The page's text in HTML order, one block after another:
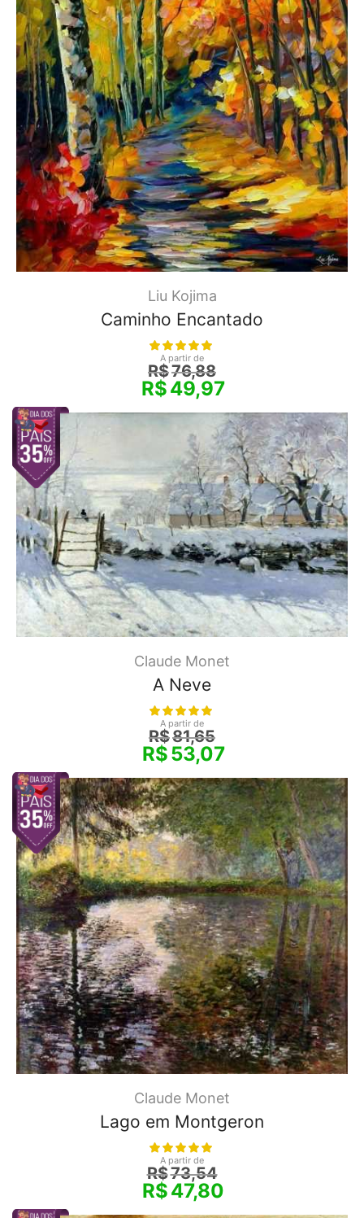
Liu Kojima
Caminho Encantado
A partir de
R$76,88
R$49,97
Claude Monet
A Neve
A partir de
R$81,65
R$53,07
Claude Monet
Lago em Montgeron
A partir de
R$73,54
R$47,80